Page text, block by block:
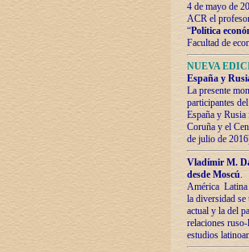
4 de mayo de
ACR el
“Política
Facultad de
NUEVA
España y
La presente
participantes
España y
Coruña y el
de julio de
Vladímir М.
desde Moscú.
América Latina
la diversidad
actual у lа del
relaciones
estudios